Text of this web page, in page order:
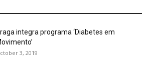
integra programa ‘Diabetes em
3, 2019